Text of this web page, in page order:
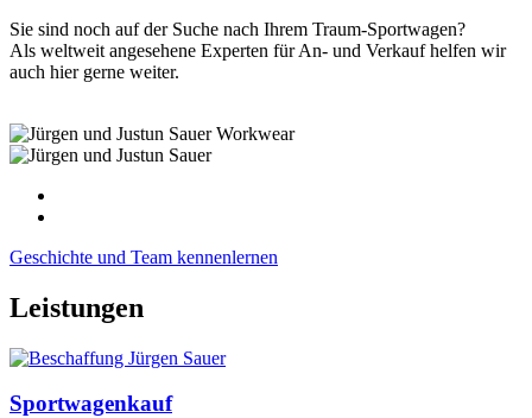
Sie sind noch auf der Suche nach Ihrem Traum-Sportwagen?
Als weltweit angesehene Experten für An- und Verkauf helfen wir
auch hier gerne weiter.
Geschichte und Team kennenlernen
Leistungen
Sportwagenkauf